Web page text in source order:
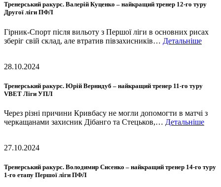
Тренерський ракурс. Валерій Куценко – найкращий тренер 12-го туру
Другої ліги ПФЛ
Гірник-Спорт після вильоту з Першої ліги в основних рисах
зберіг свій склад, але втратив півзахисників… Детальніше
28.10.2024
Тренерський ракурс. Юрій Вернидуб – найкращий тренер 11-го туру
VBET Ліги УПЛ
Через різні причини Кривбасу не могли допомогти в матчі з
черкащанами захисник Дібанго та Стецьков,… Детальніше
27.10.2024
Тренерський ракурс. Володимир Сисенко – найкращий тренер 14-го туру
1-го етапу Першої ліги ПФЛ